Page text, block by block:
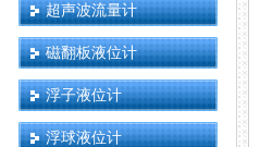
超声波流量计
磁翻板液位计
浮子液位计
浮球液位计